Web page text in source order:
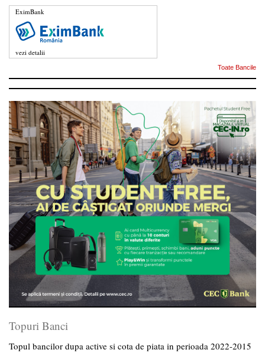
EximBank
vezi detalii
Toate Bancile
Topuri Banci
Topul bancilor dupa active si cota de piata in perioada 2022-2015